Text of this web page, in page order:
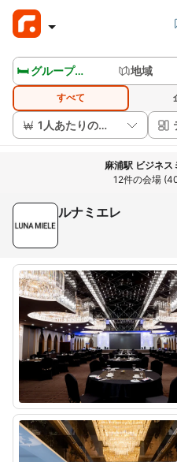
🛏️ グループルームを見る 地域
すべて
1人あたりの価格
麻浦駅 ビジネス
12件の会場
ルナミエレ